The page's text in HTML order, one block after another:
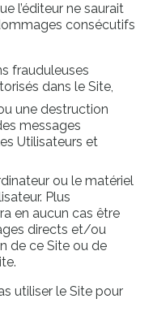
l’éditeur ne saurait
consécutifs
frauduleuses
dans le Site,
une destruction
messages
Utilisateurs et
ou le matériel
Plus
en aucun cas être
directs et/ou
de ce Site ou de
utiliser le Site pour